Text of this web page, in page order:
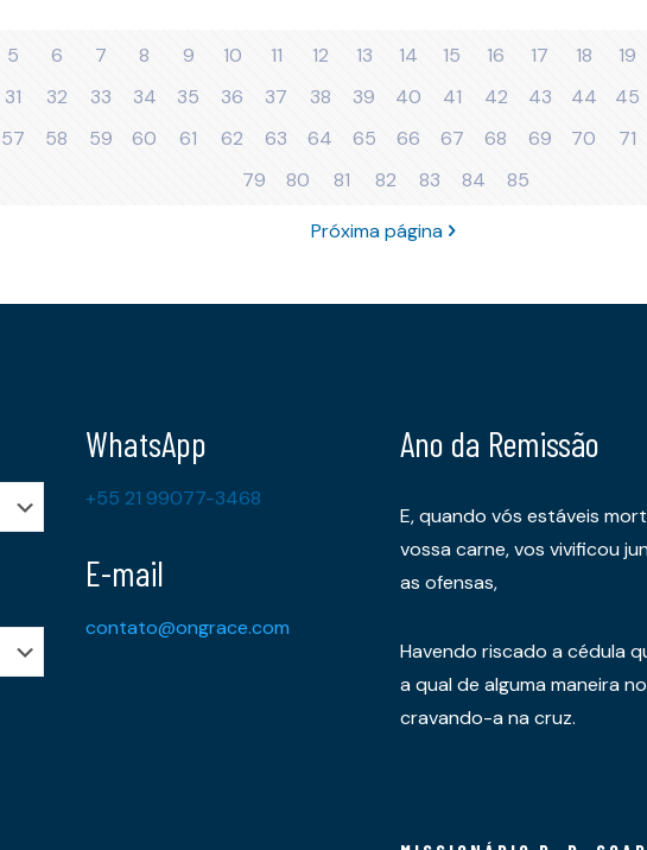
5 6 7 8 9 10 11 12 13 14 15 16 17 18 19
31 32 33 34 35 36 37 38 39 40 41 42 43 44 45
57 58 59 60 61 62 63 64 65 66 67 68 69 70 71
79
80 81 82 83 84 85
Próxima página
WhatsApp
+55 21 99077-3468
E-mail
contato@ongrace.com
Ano da Remissão
E, quando vós estáveis
vossa carne, vos vivificou
as ofensas,
Havendo riscado a cédula
a qual de alguma maneira
cravando-a na cruz.